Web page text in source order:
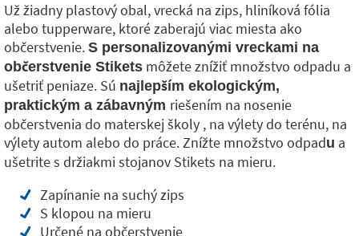
Už žiadny plastový obal, vrecká na zips, hliníková fólia
alebo tupperware, ktoré zaberajú viac miesta ako
občerstvenie. S personalizovanými vreckami na
občerstvenie Stikets môžete znížiť množstvo odpadu a
ušetriť peniaze. Sú najlepším ekologickým,
praktickým a zábavným riešením na nosenie
občerstvenia do materskej školy , na výlety do terénu, na
výlety autom alebo do práce. Znížte množstvo odpadu a
ušetrite s držiakmi stojanov Stikets na mieru.
Zapínanie na suchý zips
S klopou na mieru
Určené na občerstvenie